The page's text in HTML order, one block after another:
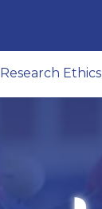
Research Ethics